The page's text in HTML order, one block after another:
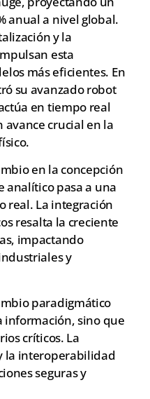
anual a nivel global.
y la
esta
más eficientes. En
su avanzado robot
en tiempo real
crucial en la
en la concepción
analítico pasa a una
real. La integración
resalta la creciente
impactando
y
paradigmático
información, sino que
críticos. La
la interoperabilidad
seguras y